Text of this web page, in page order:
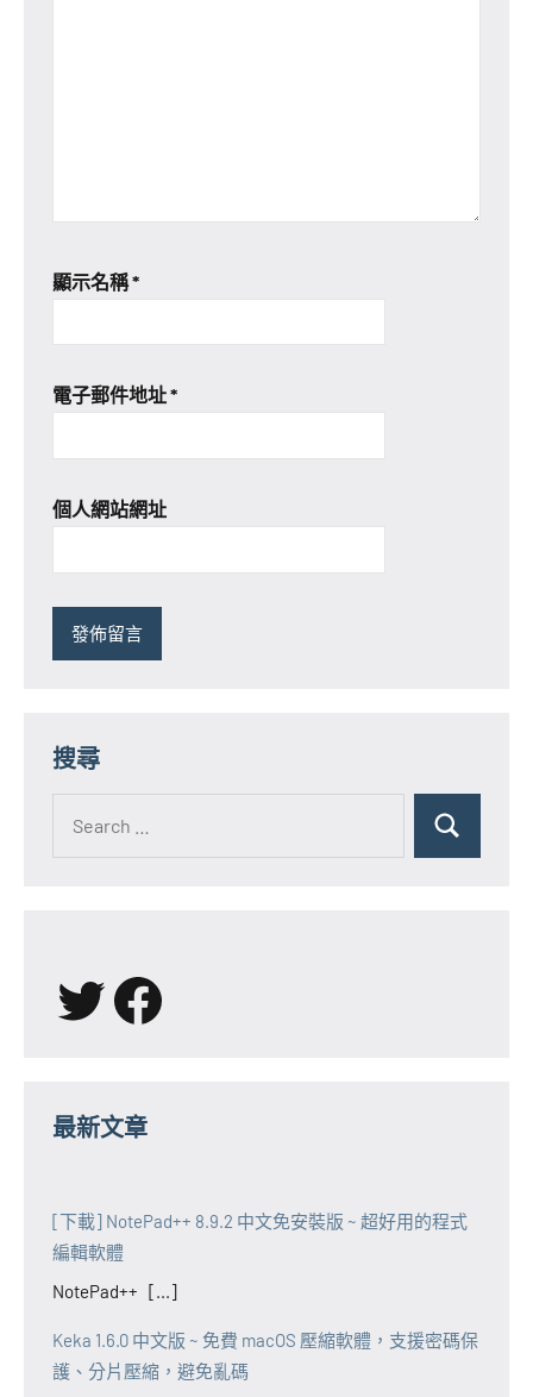
顯示名稱*
電子郵件地址*
個人網站網址
搜尋
for:
Search
X Facebook
最新文章
[下載] NotePad++ 8.9.2 中文免安裝版 ~ 超好用的程式
編輯軟體
NotePad++ [...]
Keka 1.6.0 中文版 ~ 免費 macOS 壓縮軟體，支援密碼保
護、分片壓縮，避免亂碼